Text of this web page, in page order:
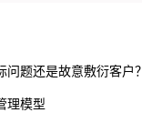
题还是故意敷衍客户？
理模型